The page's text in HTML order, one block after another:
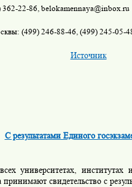
22-86, belokamennaya@inbox.ru
(499) 246-88-46, (499) 245-05-
Источник
С результатами Единого
институтах и
свидетельство с